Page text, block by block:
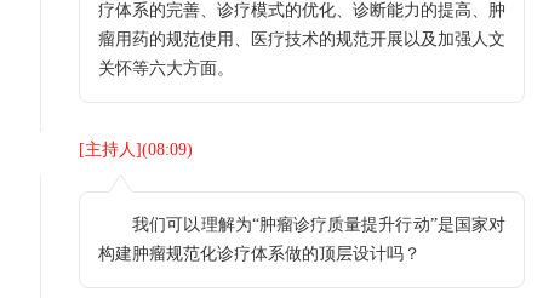
疗体系的完善、诊疗模式的优化、诊断能力的提高、肿
瘤用药的规范使用、医疗技术的规范开展以及加强人文
关怀等六大方面。
[主持人](08:09)
我们可以理解为“肿瘤诊疗质量提升行动”是国家对
构建肿瘤规范化诊疗体系做的顶层设计吗？